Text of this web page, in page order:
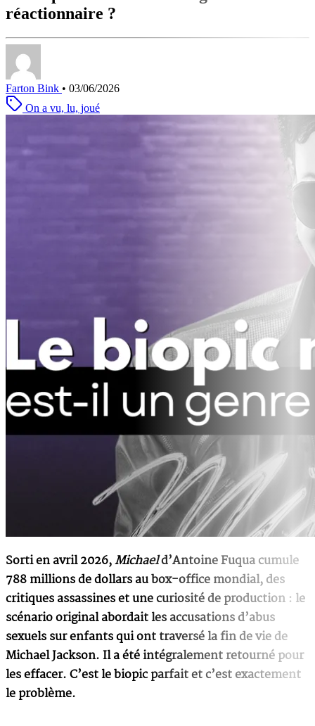
réactionnaire ?
Farton Bink • 03/06/2026
On a vu, lu, joué
Sorti en avril 2026,Michaeld’Antoine Fuqua cumule
788 millions de dollars au box-office mondial, des
critiques assassines et une curiosité de production : le
scénario original abordait les accusations d’abus
sexuels sur enfants qui ont traversé la fin de vie de
Michael Jackson. Il a été intégralement retourné pour
les effacer. C’est le biopic parfait et c’est exactement
le problème.